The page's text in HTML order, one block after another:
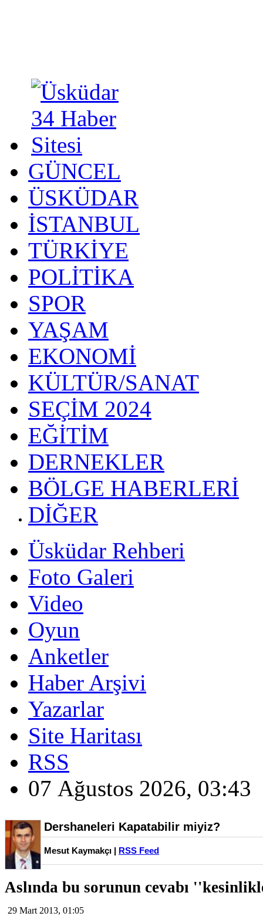
GÜNCEL
ÜSKÜDAR
İSTANBUL
TÜRKİYE
POLİTİKA
SPOR
YAŞAM
EKONOMİ
KÜLTÜR/SANAT
SEÇİM 2024
EĞİTİM
DERNEKLER
BÖLGE HABERLERİ
DİĞER
Üsküdar Rehberi
Foto Galeri
Video
Oyun
Anketler
Haber Arşivi
Yazarlar
Site Haritası
RSS
07 Ağustos 2026, 03:43
Dershaneleri Kapatabilir miyiz?
Mesut Kaymakçı | RSS Feed
Aslında bu sorunun cevabı
29 Mart 2013, 01:05